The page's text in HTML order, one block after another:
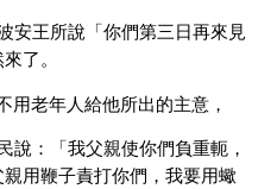
安王所說「你們第三日再來見
了。
用老年人給他所出的主意，
說：「我父親使你們負重軛，
用鞭子責打你們，我要用蠍